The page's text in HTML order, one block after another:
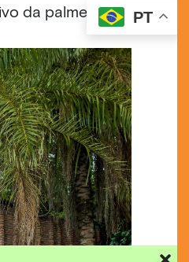
da palmeira. O PT